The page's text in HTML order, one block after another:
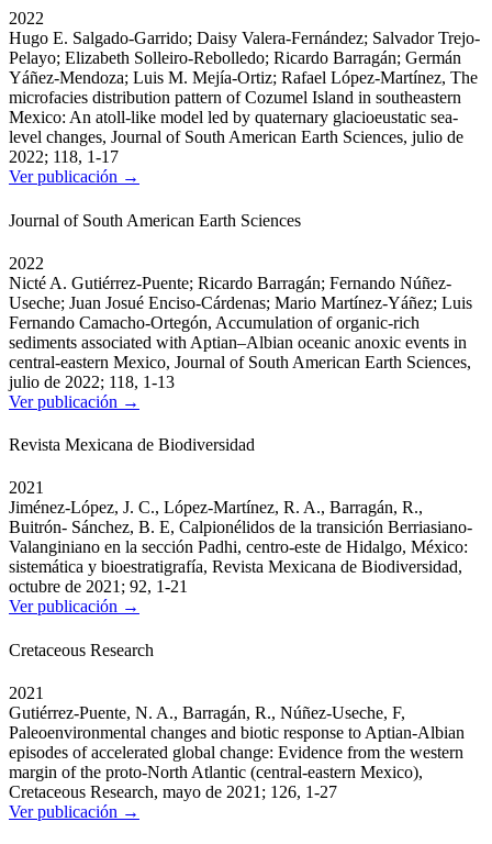
2022
Hugo E. Salgado-Garrido; Daisy Valera-Fernández; Salvador Trejo-
Pelayo; Elizabeth Solleiro-Rebolledo; Ricardo Barragán; Germán
Yáñez-Mendoza; Luis M. Mejía-Ortiz; Rafael López-Martínez, The
microfacies distribution pattern of Cozumel Island in southeastern
Mexico: An atoll-like model led by quaternary glacioeustatic sea-
level changes, Journal of South American Earth Sciences, julio de
2022; 118, 1-17
Ver publicación →
Journal of South American Earth Sciences
2022
Nicté A. Gutiérrez-Puente; Ricardo Barragán; Fernando Núñez-
Useche; Juan Josué Enciso-Cárdenas; Mario Martínez-Yáñez; Luis
Fernando Camacho-Ortegón, Accumulation of organic-rich
sediments associated with Aptian–Albian oceanic anoxic events in
central-eastern Mexico, Journal of South American Earth Sciences,
julio de 2022; 118, 1-13
Ver publicación →
Revista Mexicana de Biodiversidad
2021
Jiménez-López, J. C., López-Martínez, R. A., Barragán, R.,
Buitrón- Sánchez, B. E, Calpionélidos de la transición Berriasiano-
Valanginiano en la sección Padhi, centro-este de Hidalgo, México:
sistemática y bioestratigrafía, Revista Mexicana de Biodiversidad,
octubre de 2021; 92, 1-21
Ver publicación →
Cretaceous Research
2021
Gutiérrez-Puente, N. A., Barragán, R., Núñez-Useche, F,
Paleoenvironmental changes and biotic response to Aptian-Albian
episodes of accelerated global change: Evidence from the western
margin of the proto-North Atlantic (central-eastern Mexico),
Cretaceous Research, mayo de 2021; 126, 1-27
Ver publicación →